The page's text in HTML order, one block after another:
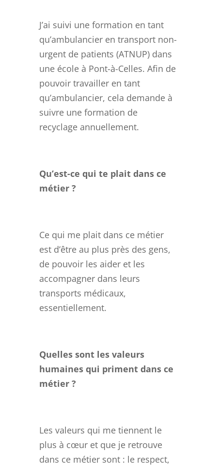
J’ai suivi une formation en tant
qu’ambulancier en transport non-
urgent de patients (ATNUP) dans
une école à Pont-à-Celles. Afin de
pouvoir travailler en tant
qu’ambulancier, cela demande à
suivre une formation de
recyclage annuellement.
Qu’est-ce qui te plait dans ce
métier ?
Ce qui me plait dans ce métier
est d’être au plus près des gens,
de pouvoir les aider et les
accompagner dans leurs
transports médicaux,
essentiellement.
Quelles sont les valeurs
humaines qui priment dans ce
métier ?
Les valeurs qui me tiennent le
plus à cœur et que je retrouve
dans ce métier sont : le respect,